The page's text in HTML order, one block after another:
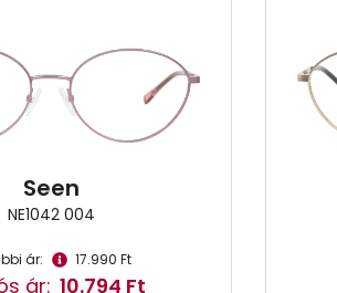
Seen
NE1042 004
ár: 17.990 Ft
ár: 10.794 Ft